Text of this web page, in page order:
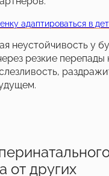
адаптироваться в
неустойчивость у
резкие перепады
от других